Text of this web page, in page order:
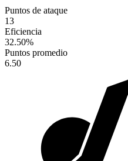
Puntos de ataque
13
Eficiencia
32.50%
Puntos promedio
6.50